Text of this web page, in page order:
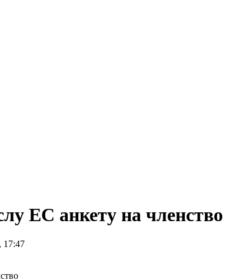
ЕС анкету на членство
17:47